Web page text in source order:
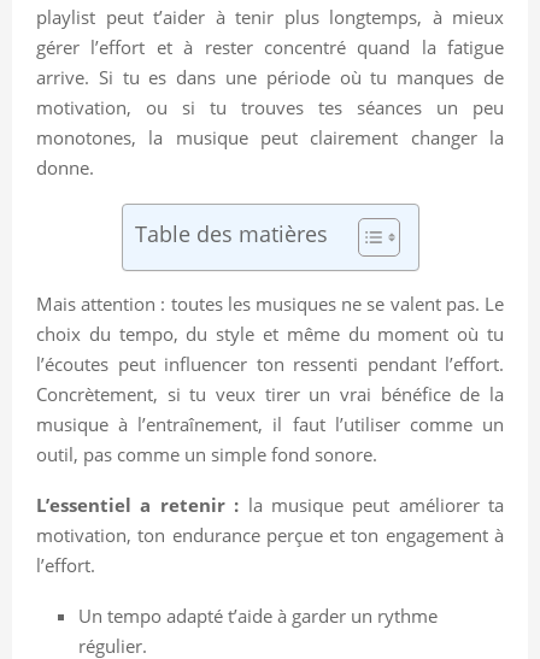
playlist peut t’aider à tenir plus longtemps, à mieux
gérer l’effort et à rester concentré quand la fatigue
arrive. Si tu es dans une période où tu manques de
motivation, ou si tu trouves tes séances un peu
monotones, la musique peut clairement changer la
donne.
Table des matières
Mais attention : toutes les musiques ne se valent pas. Le
choix du tempo, du style et même du moment où tu
l’écoutes peut influencer ton ressenti pendant l’effort.
Concrètement, si tu veux tirer un vrai bénéfice de la
musique à l’entraînement, il faut l’utiliser comme un
outil, pas comme un simple fond sonore.
L’essentiel a retenir : la musique peut améliorer ta
motivation, ton endurance perçue et ton engagement à
l’effort.
Un tempo adapté t’aide à garder un rythme
régulier.